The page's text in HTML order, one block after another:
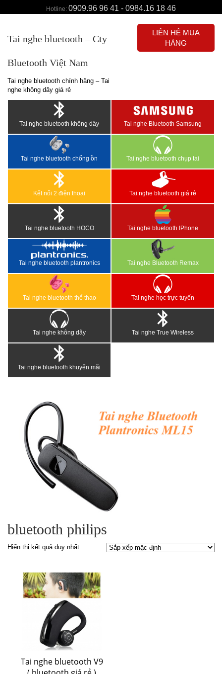
Hotline: 0909.96 96 41 - 0984.16 18 46
Tai nghe bluetooth – Cty
Bluetooth Việt Nam
Tai nghe bluetooth chính hãng – Tai
nghe không dây giá rẻ
LIÊN HỆ MUA
HÀNG
Tai nghe bluetooth không dây Tai nghe Bluetooth Samsung
Tai nghe bluetooth chống ồn Tai nghe bluetooth chụp tai
Kết nối 2 điện thoại Tai nghe bluetooth giá rẻ
Tai nghe bluetooth HOCO Tai nghe bluetooth IPhone
Tai nghe bluetooth plantronics Tai nghe Bluetooth Remax
Tai nghe bluetooth thể thao Tai nghe học trực tuyến
Tai nghe không dây Tai nghe True Wireless
Tai nghe bluetooth khuyến mãi
bluetooth philips
Hiển thị kết quả duy nhất
Tai nghe bluetooth V9